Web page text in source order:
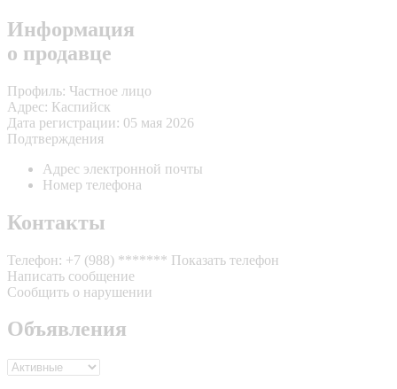
Информация
о продавце
Профиль: Частное лицо
Адрес: Каспийск
Дата регистрации: 05 мая 2026
Подтверждения
Адрес электронной почты
Номер телефона
Контакты
Телефон: +7 (988) ******* Показать телефон
Написать сообщение
Сообщить о нарушении
Объявления